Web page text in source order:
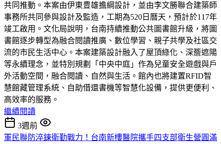
共同推動。本案由伊東豊雄擔綱設計，並由李文勝聯合建築師
事務所共同參與設計及監造，工期為520日曆天，預計於117年
竣工啟用。文化局說明，台南持續推動公共圖書館升級，將圖
書館逐步轉型為融合閱讀推廣、數位學習、親子共學及社區交
流的市民生活中心。本案建築設計融入了屋頂綠化、深簷遮陽
等永續理念，並特別規劃「中央中庭」作為兒童安全遊戲與戶
外活動空間，融合閱讀、自然與生活。館內也將建置RFID智
慧館藏管理系統、自助借還書機等智慧化設備，提供更便利、
高效率的服務。
繼續閱讀
3週前
軍民聯防淬鍊衛勤戰力！台南新樓醫院攜手四支部衛生營圓滿